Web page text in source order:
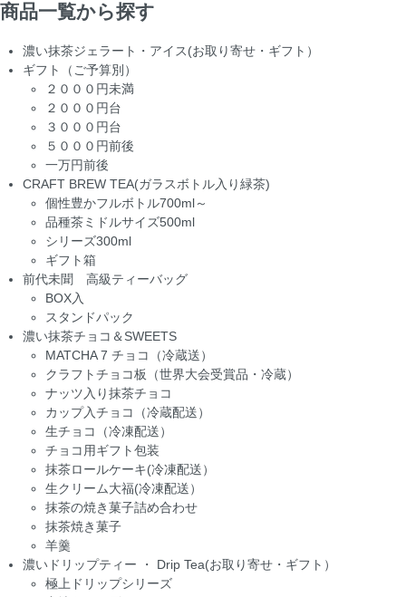
商品一覧から探す
濃い抹茶ジェラート・アイス(お取り寄せ・ギフト）
ギフト（ご予算別）
２０００円未満
２０００円台
３０００円台
５０００円前後
一万円前後
CRAFT BREW TEA(ガラスボトル入り緑茶)
個性豊かフルボトル700ml～
品種茶ミドルサイズ500ml
シリーズ300ml
ギフト箱
前代未聞 高級ティーバッグ
BOX入
スタンドパック
濃い抹茶チョコ＆SWEETS
MATCHA 7 チョコ（冷蔵送）
クラフトチョコ板（世界大会受賞品・冷蔵）
ナッツ入り抹茶チョコ
カップ入チョコ（冷蔵配送）
生チョコ（冷凍配送）
チョコ用ギフト包装
抹茶ロールケーキ(冷凍配送）
生クリーム大福(冷凍配送）
抹茶の焼き菓子詰め合わせ
抹茶焼き菓子
羊羹
濃いドリップティー ・ Drip Tea(お取り寄せ・ギフト）
極上ドリップシリーズ